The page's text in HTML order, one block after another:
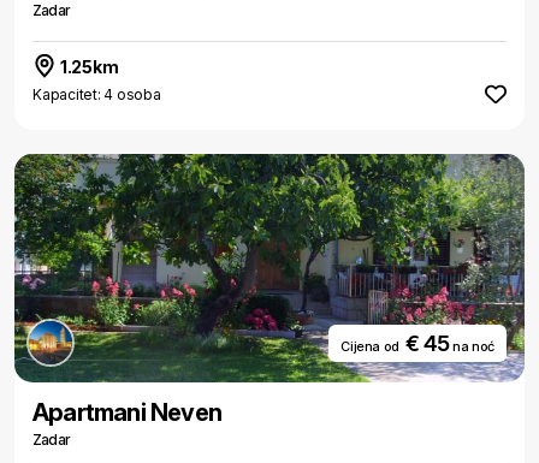
Zadar
1.25km
Kapacitet: 4 osoba
Cijena od € 45na noć
Apartmani Neven
Zadar